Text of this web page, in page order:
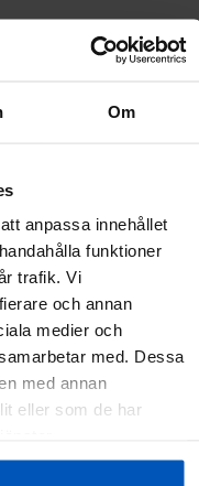
Om
anpassa innehållet
funktioner
trafik. Vi
och annan
medier och
med. Dessa
med annan
eller som de har
man startar det